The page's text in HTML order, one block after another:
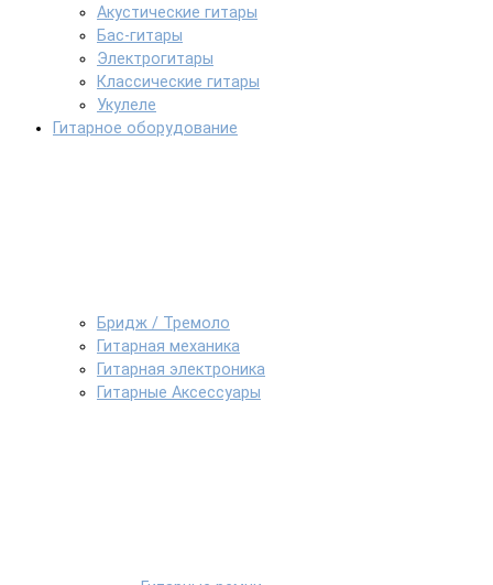
Акустические гитары
Бас-гитары
Электрогитары
Классические гитары
Укулеле
Гитарное оборудование
Бридж / Тремоло
Гитарная механика
Гитарная электроника
Гитарные Аксессуары